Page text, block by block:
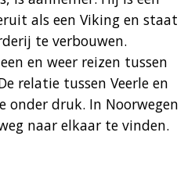
als een Viking en staat
te verbouwen.
en weer reizen tussen
relatie tussen Veerle en
onder druk. In Noorwegen
naar elkaar te vinden.